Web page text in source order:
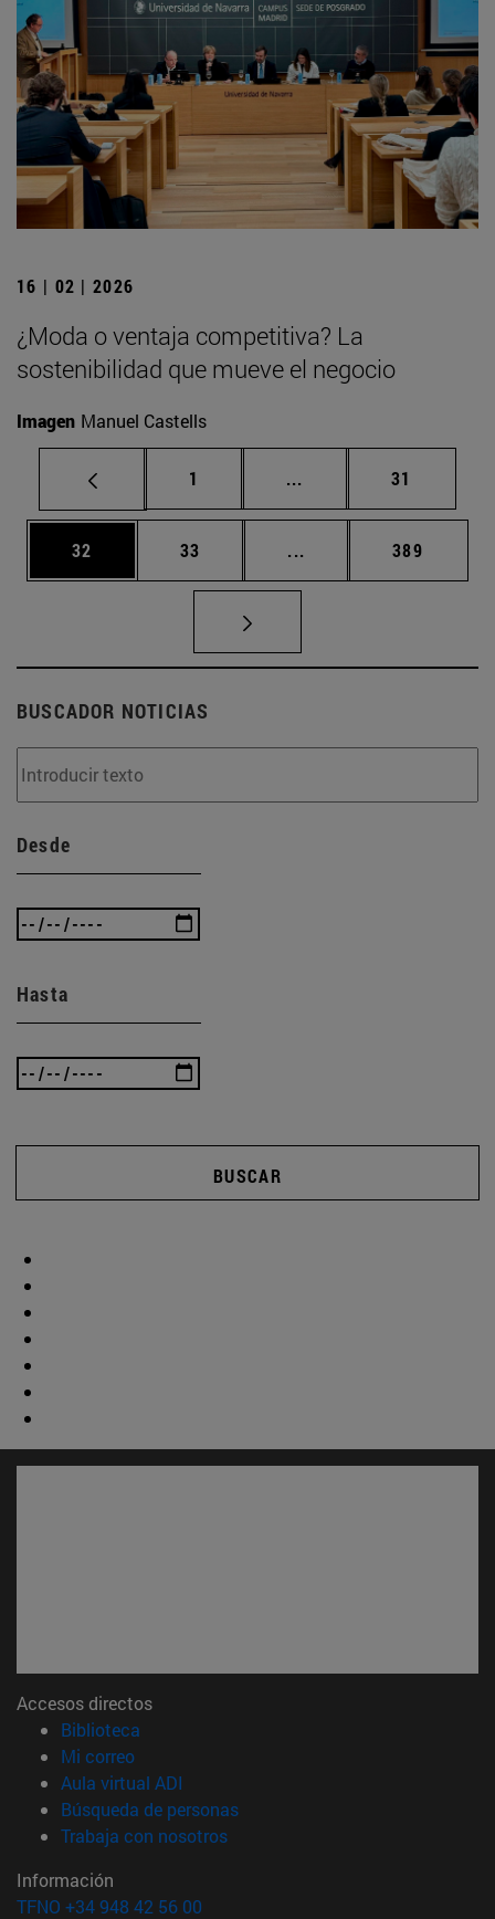
16 | 02 | 2026
¿Moda o ventaja competitiva? La
sostenibilidad que mueve el negocio
Imagen Manuel Castells
Página
1 ... Páginas intermedias
Página
31
Página
32 Página
33 ... Páginas intermedias
Página
389
BUSCADOR NOTICIAS
Desde
Hasta
BUSCAR
Accesos directos
Biblioteca
Mi correo(abre en nueva ventana)
Aula virtual ADI
Búsqueda de personas(abre en nueva ventana)
Trabaja con nosotros(abre en nueva ventana)
Información
TFNO +34 948 42 56 00